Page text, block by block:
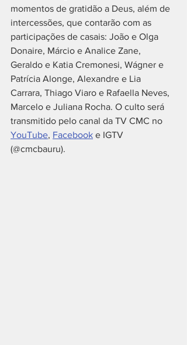
momentos de gratidão a Deus, além de
intercessões, que contarão com as
participações de casais: João e Olga
Donaire, Márcio e Analice Zane,
Geraldo e Katia Cremonesi, Wágner e
Patrícia Alonge, Alexandre e Lia
Carrara, Thiago Viaro e Rafaella Neves,
Marcelo e Juliana Rocha. O culto será
transmitido pelo canal da TV CMC no
YouTube, Facebook e IGTV
(@cmcbauru).